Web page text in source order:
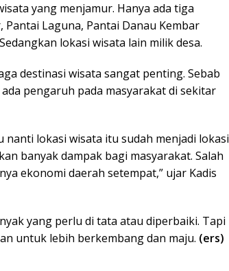
yang menjamur. Hanya ada tiga
Laguna, Pantai Danau Kembar
lokasi wisata lain milik desa.
destinasi wisata sangat penting. Sebab
pengaruh pada masyarakat di sekitar
nanti lokasi wisata itu sudah menjadi lokasi
banyak dampak bagi masyarakat. Salah
ekonomi daerah setempat,” ujar Kadis
yang perlu di tata atau diperbaiki. Tapi
untuk lebih berkembang dan maju. (ers)